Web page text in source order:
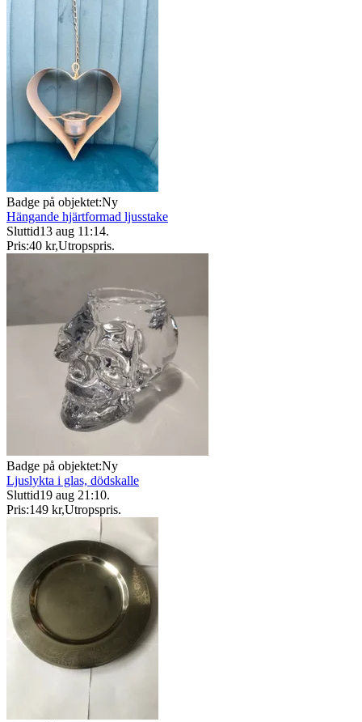
Badge på objektet:Ny
Hängande hjärtformad ljusstake
Sluttid13 aug 11:14.
Pris:40 kr,Utropspris.
Badge på objektet:Ny
Ljuslykta i glas, dödskalle
Sluttid19 aug 21:10.
Pris:149 kr,Utropspris.